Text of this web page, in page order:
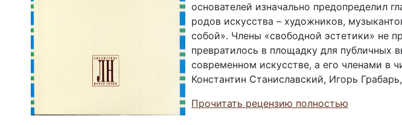
основателей изначально предопределил
родов искусства – художников,
собой». Члены «свободной эстетики» не
превратилось в площадку для публичных
современном искусстве, а его членами в
Константин Станиславский, Игорь
Прочитать рецензию полностью